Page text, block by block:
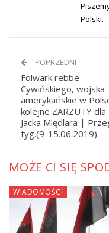
Polski.
POPRZEDNI
Folwark rebbe
Cywińskiego, wojska
amerykańskie w
kolejne ZARZUTY dla
Jacka Międlara |
tyg.(9-15.06.2019)
MOŻE CI SIĘ
WIADOMOŚCI